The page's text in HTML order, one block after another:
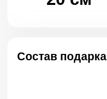
Состав подарка